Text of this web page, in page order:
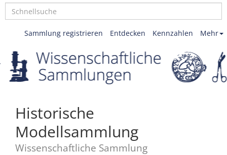
Mehr
Kennzahlen
Entdecken
Sammlung registrieren
Historische
Modellsammlung
Wissenschaftliche Sammlung